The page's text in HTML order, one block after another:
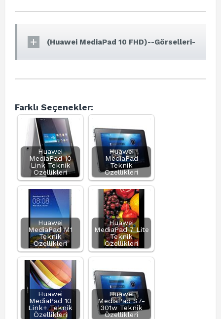
(Huawei MediaPad 10 FHD)--Görselleri-
Farklı Seçenekler:
Huawei
MediaPad 10
Link Teknik
Özellikleri
Huawei
MediaPad
Teknik
Özellikleri
Huawei
MediaPad M1
Teknik
Özellikleri
Huawei
MediaPad 7 Lite
Teknik
Özellikleri
Huawei
MediaPad 10
Link+ Teknik
Özellikleri
Huawei
MediaPad S7-
301w Teknik
Özellikleri